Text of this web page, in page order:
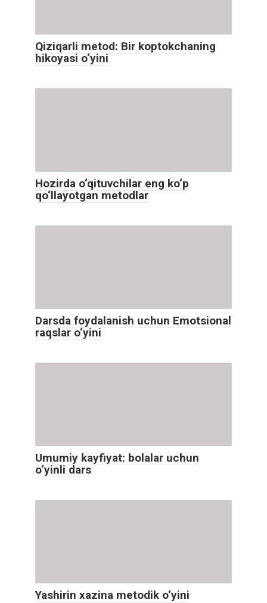
Qiziqarli metod: Bir koptokchaning
hikoyasi o‘yini
Hozirda o‘qituvchilar eng ko‘p
qo‘llayotgan metodlar
Darsda foydalanish uchun Emotsional
raqslar o‘yini
Umumiy kayfiyat: bolalar uchun
o‘yinli dars
Yashirin xazina metodik o‘yini